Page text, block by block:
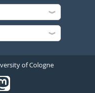
of Cologne